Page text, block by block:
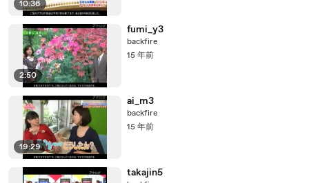
10:36
2:50
fumi_y3
backfire
15 年前
19:29
ai_m3
backfire
15 年前
takajin5